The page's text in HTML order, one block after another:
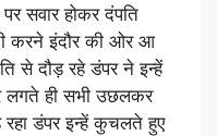
सवार होकर दंपति
करने इंदौर की ओर आ
से दौड़ रहे डंपर ने इन्हें
लगते ही सभी उछलकर
डंपर इन्हें कुचलते हुए